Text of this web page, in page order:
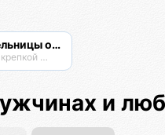
Хранительницы очага
Создание крепкой семьи
и